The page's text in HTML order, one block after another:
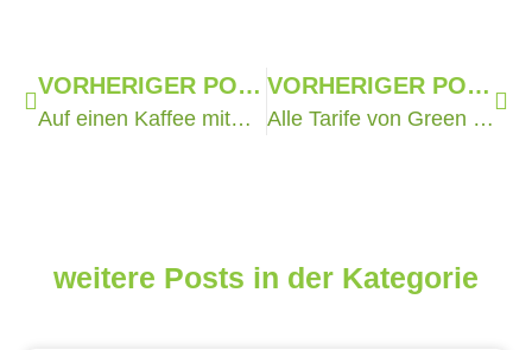
VORHERIGER POST
Auf einen Kaffee mit… Mia Hense
VORHERIGER POST
Alle Tarife von Green Planet Energy mit Grüner Strom-Label zertifiziert
weitere Posts in der Kategorie